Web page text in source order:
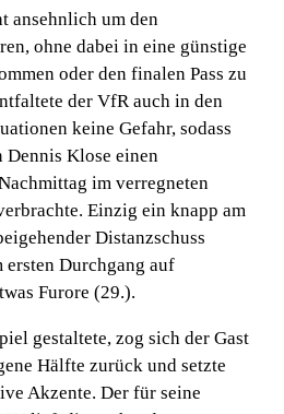
ansehnlich um den
ohne dabei in eine günstige
oder den finalen Pass zu
der VfR auch in den
keine Gefahr, sodass
Dennis Klose einen
im verregneten
Einzig ein knapp am
Distanzschuss
ersten Durchgang auf
Furore (29.).
gestaltete, zog sich der Gast
Hälfte zurück und setzte
Akzente. Der für seine